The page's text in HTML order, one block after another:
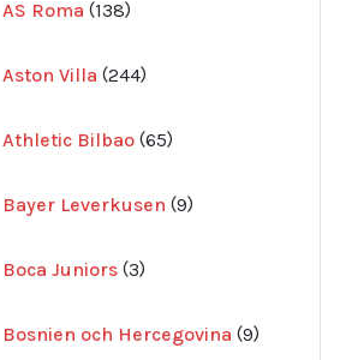
AS Roma 138
produkter
Aston Villa 244
produkter
Athletic Bilbao 65
produkter
Bayer Leverkusen 9
produkter
Boca Juniors 3
produkter
Bosnien och Hercegovina 9
produkter